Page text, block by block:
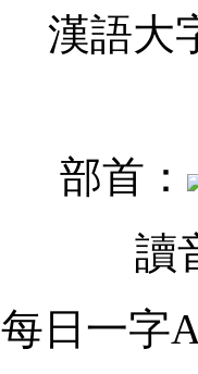
漢語大
部首：
讀
每日一字